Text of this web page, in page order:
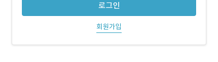
로그인
회원가입